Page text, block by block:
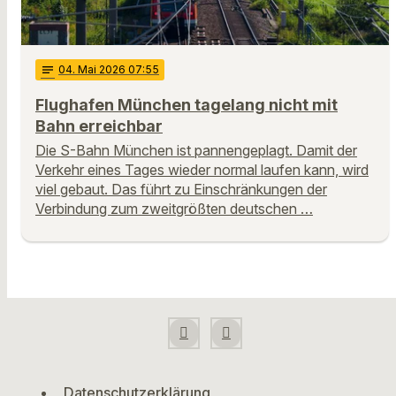
notes 04. Mai 2026 07:55
Flughafen München tagelang nicht mit
Bahn erreichbar
Die S-Bahn München ist pannengeplagt. Damit der
Verkehr eines Tages wieder normal laufen kann, wird
viel gebaut. Das führt zu Einschränkungen der
Verbindung zum zweitgrößten deutschen …
Datenschutzerklärung